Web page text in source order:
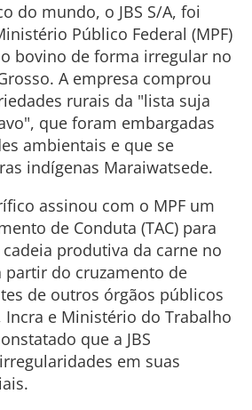
do mundo, o JBS S/A, foi
Público Federal (MPF)
bovino de forma irregular no
A empresa comprou
rurais da "lista suja
que foram embargadas
ambientais e que se
indígenas Maraiwatsede.
assinou com o MPF um
de Conduta (TAC) para
produtiva da carne no
partir do cruzamento de
de outros órgãos públicos
Incra e Ministério do Trabalho
que a JBS
em suas